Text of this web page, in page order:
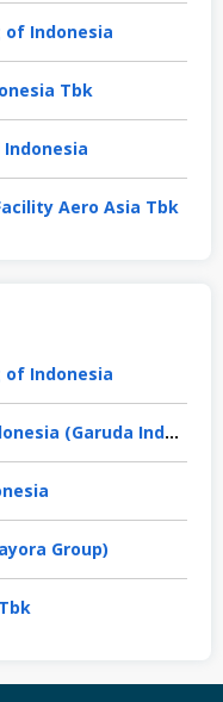
Indonesia
Tbk
Aero Asia Tbk
Indonesia
PT Aerotrans Services Indonesia (Garuda Indonesia Group)
Group)